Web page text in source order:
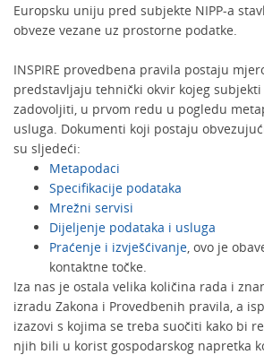
Europsku uniju pred subjekte NIPP-a
obveze vezane uz prostorne podatke.
INSPIRE provedbena pravila postaju
predstavljaju tehnički okvir kojeg subjekti
zadovoljiti, u prvom redu u pogledu
usluga. Dokumenti koji postaju
su sljedeći:
Metapodaci
Specifikacije podataka
Mrežni servisi
Dijeljenje podataka i usluga
Praćenje i izvješćivanje, ovo je
kontaktne točke.
Iza nas je ostala velika količina rada i
izradu Zakona i Provedbenih pravila, a
izazovi s kojima se treba suočiti kako bi
njih bili u korist gospodarskog napretka